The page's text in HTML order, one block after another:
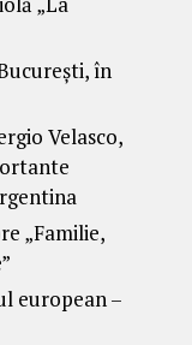
în
Velasco,
„Familie,
european –